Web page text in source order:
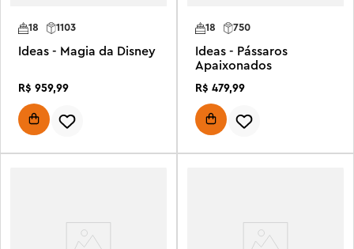
1103
18
Ideas - Magia da Disney
R$ 959,99
750
18
Ideas - Pássaros
Apaixonados
R$ 479,99